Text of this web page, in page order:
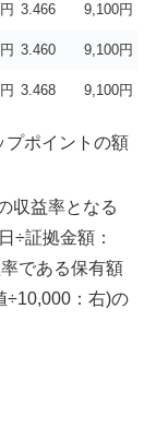
3.466 9,100円
3.460 9,100円
3.468 9,100円
プポイントの額
収益率となる
÷証拠金額：
である保有額
÷10,000：右)の